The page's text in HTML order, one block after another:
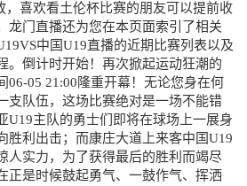
，喜欢看土伦杯比赛的朋友可以提前收
龙门直播还为您在本页面索引了相关
中国U19直播的近期比赛列表以及
。倒计时开始！再次掀起运动狂潮的
06-05 21:00隆重开幕！无论您身在何
支队伍，这场比赛绝对是一场不能错
U19主队的勇士们即将在球场上一展身
胜利出击；而康庄大道上来客中国U19
人实力，为了获得最后的胜利而竭尽
正是时候鼓起勇气、一鼓作气、挥洒